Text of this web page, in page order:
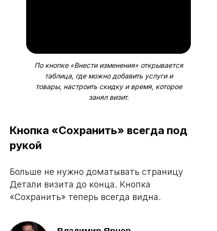
По кнопке «Внести изменения» открывается
таблица, где можно добавить услуги и
товары, настроить скидку и время, которое
занял визит.
Кнопка «Сохранить» всегда под
рукой
Больше не нужно доматывать страницу
Детали визита до конца. Кнопка
«Сохранить» теперь всегда видна.